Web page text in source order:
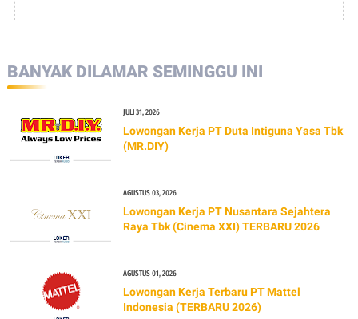
BANYAK DILAMAR SEMINGGU INI
JULI 31, 2026
Lowongan Kerja PT Duta Intiguna Yasa Tbk
(MR.DIY)
AGUSTUS 03, 2026
Lowongan Kerja PT Nusantara Sejahtera
Raya Tbk (Cinema XXI) TERBARU 2026
AGUSTUS 01, 2026
Lowongan Kerja Terbaru PT Mattel
Indonesia (TERBARU 2026)